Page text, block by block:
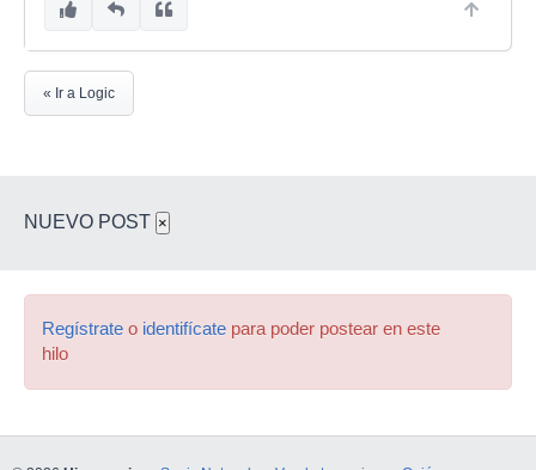
« Ir a Logic
NUEVO POST ×
Regístrate o identifícate para poder postear en este
hilo